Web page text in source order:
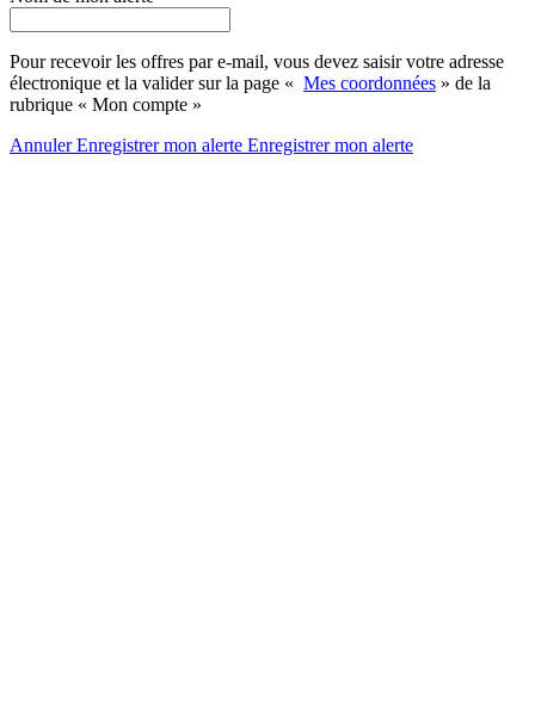
Pour recevoir les offres par e-mail, vous devez saisir votre adresse
électronique et la valider sur la page « Mes coordonnées » de la
rubrique « Mon compte »
AnnulerEnregistrer mon alerte Enregistrermon alerte